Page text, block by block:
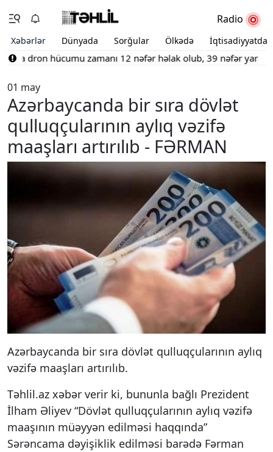
Radio
Xəbərlər Dünyada Sorğular Ölkədə İqtisadiyyatda
dron hücumu zamanı 12 nəfər həlak olub, 39 nəfər yaralanıb
01 may
Azərbaycanda bir sıra dövlət
qulluqçularının aylıq vəzifə
maaşları artırılıb - FƏRMAN
Azərbaycanda bir sıra dövlət qulluqçularının aylıq
vəzifə maaşları artırılıb.
Təhlil.az xəbər verir ki, bununla bağlı Prezident
İlham Əliyev “Dövlət qulluqçularının aylıq vəzifə
maaşının müəyyən edilməsi haqqında”
Sərəncama dəyişiklik edilməsi barədə Fərman